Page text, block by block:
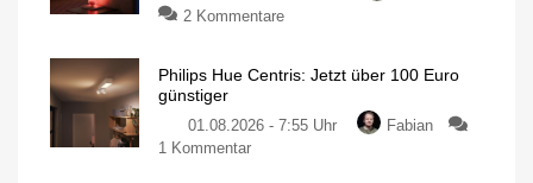
2 Kommentare
Philips Hue Centris: Jetzt über 100 Euro
günstiger
01.08.2026 - 7:55 Uhr
Fabian
1 Kommentar